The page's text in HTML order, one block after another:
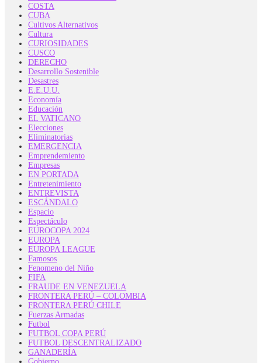
COSTA
CUBA
Cultivos Alternativos
Cultura
CURIOSIDADES
CUSCO
DERECHO
Desarrollo Sostenible
Desastres
E.E.U.U.
Economía
Educación
EL VATICANO
Elecciones
Eliminatorias
EMERGENCIA
Emprendemiento
Empresas
EN PORTADA
Entretenimiento
ENTREVISTA
ESCÁNDALO
Espacio
Espectáculo
EUROCOPA 2024
EUROPA
EUROPA LEAGUE
Famosos
Fenomeno del Niño
FIFA
FRAUDE EN VENEZUELA
FRONTERA PERÚ – COLOMBIA
FRONTERA PERÚ CHILE
Fuerzas Armadas
Futbol
FUTBOL COPA PERÚ
FUTBOL DESCENTRALIZADO
GANADERÍA